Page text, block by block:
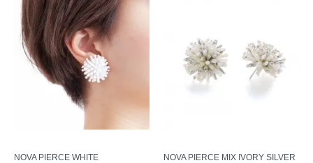
NOVA PIERCE WHITE NOVA PIERCE MIX IVORY SILVER